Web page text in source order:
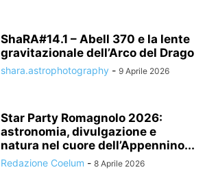
ShaRA#14.1 – Abell 370 e la lente
gravitazionale dell’Arco del Drago
shara.astrophotography - 9 Aprile 2026
Star Party Romagnolo 2026:
astronomia, divulgazione e
natura nel cuore dell’Appennino...
Redazione Coelum - 8 Aprile 2026